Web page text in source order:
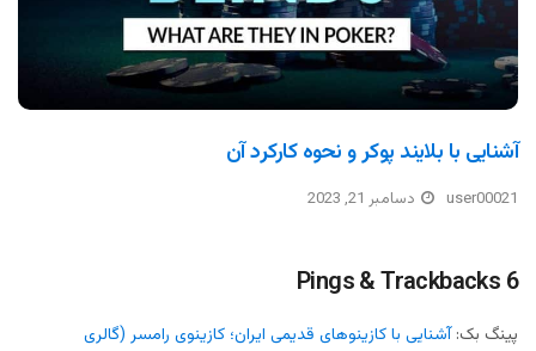
آشنایی با بلایند پوکر و نحوه کارکرد آن
user00021 دسامبر 21, 2023
6 Pings & Trackbacks
پینگ بک:آشنایی با کازینوهای قدیمی ایران؛ کازینوی رامسر (گالری